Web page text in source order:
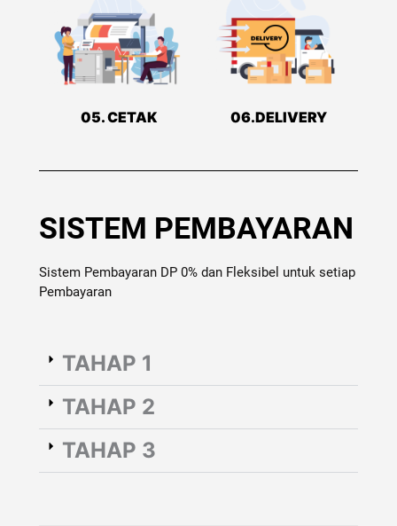
05. CETAK 06.DELIVERY
SISTEM PEMBAYARAN
Sistem Pembayaran DP 0% dan Fleksibel untuk setiap
Pembayaran
TAHAP 1
TAHAP 2
TAHAP 3